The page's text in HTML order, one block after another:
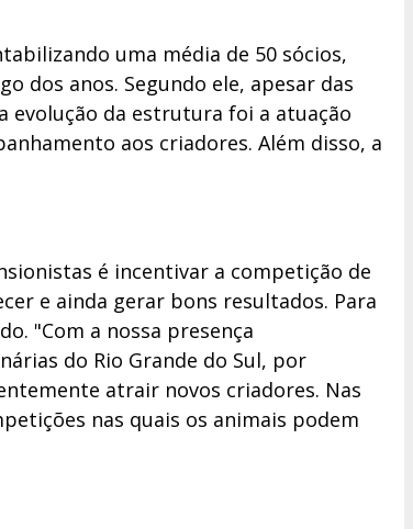
uma média de 50 sócios,
dos anos. Segundo ele, apesar das
evolução da estrutura foi a atuação
aos criadores. Além disso, a
é incentivar a competição de
e ainda gerar bons resultados. Para
"Com a nossa presença
do Rio Grande do Sul, por
atrair novos criadores. Nas
nas quais os animais podem